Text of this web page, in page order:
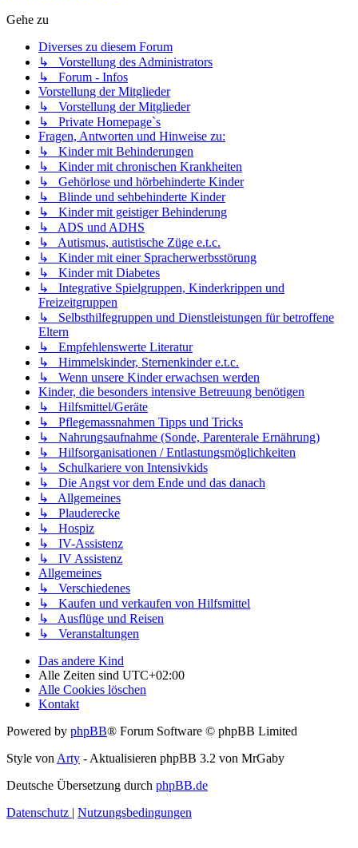
Gehe zu
Diverses zu diesem Forum
↳ Vorstellung des Administrators
↳ Forum - Infos
Vorstellung der Mitglieder
↳ Vorstellung der Mitglieder
↳ Private Homepage`s
Fragen, Antworten und Hinweise zu:
↳ Kinder mit Behinderungen
↳ Kinder mit chronischen Krankheiten
↳ Gehörlose und hörbehinderte Kinder
↳ Blinde und sehbehinderte Kinder
↳ Kinder mit geistiger Behinderung
↳ ADS und ADHS
↳ Autismus, autistische Züge e.t.c.
↳ Kinder mit einer Spracherwerbsstörung
↳ Kinder mit Diabetes
↳ Integrative Spielgruppen, Kinderkrippen und
Freizeitgruppen
↳ Selbsthilfegruppen und Dienstleistungen für betroffene
Eltern
↳ Empfehlenswerte Literatur
↳ Himmelskinder, Sternenkinder e.t.c.
↳ Wenn unsere Kinder erwachsen werden
Kinder, die besonders intensive Betreuung benötigen
↳ Hilfsmittel/Geräte
↳ Pflegemassnahmen Tipps und Tricks
↳ Nahrungsaufnahme (Sonde, Parenterale Ernährung)
↳ Hilfsorganisationen / Entlastungsmöglichkeiten
↳ Schulkariere von Intensivkids
↳ Die Angst vor dem Ende und das danach
↳ Allgemeines
↳ Plauderecke
↳ Hospiz
↳ IV-Assistenz
↳ IV Assistenz
Allgemeines
↳ Verschiedenes
↳ Kaufen und verkaufen von Hilfsmittel
↳ Ausflüge und Reisen
↳ Veranstaltungen
Das andere Kind
Alle Zeiten sind UTC+02:00
Alle Cookies löschen
Kontakt
Powered by phpBB® Forum Software © phpBB Limited
Style von Arty - Aktualisieren phpBB 3.2 von MrGaby
Deutsche Übersetzung durch phpBB.de
Datenschutz | Nutzungsbedingungen